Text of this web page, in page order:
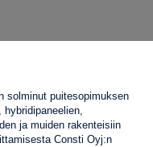
solminut puitesopimuksen
hybridipaneelien,
ja muiden rakenteisiin
Consti Oyj:n